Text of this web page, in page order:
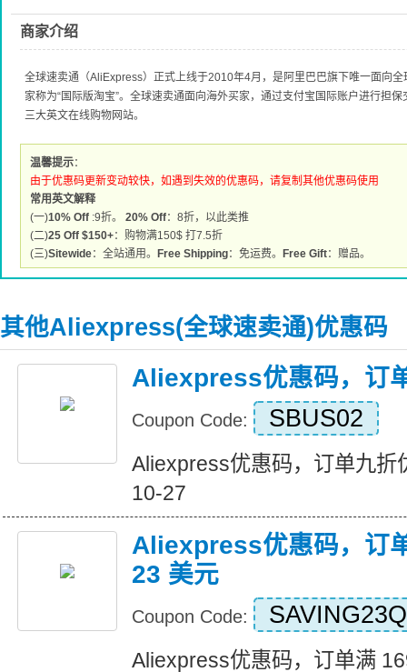
商家介绍
全球速卖通（AliExpress）正式上线于2010年4月，是阿里巴巴旗下唯一面向
家称为“国际版淘宝”。全球速卖通面向海外买家，通过支付宝国际账户进行担
三大英文在线购物网站。
温馨提示：
由于优惠码更新变动较快，如遇到失效的优惠码，请复制其他优惠码使用
常用英文解释
(一)10% Off :9折。 20% Off：8折，以此类推
(二)25 Off $150+：购物满150$ 打7.5折
(三)Sitewide：全站通用。 Free Shipping：免运费。 Free Gift：赠品。
其他Aliexpress(全球速卖通)优惠码
Aliexpress优惠码，订
Coupon Code: SBUS02
Aliexpress优惠码，订单九折
10-27
Aliexpress优惠码，订
23 美元
Coupon Code: SAVING23Q
Aliexpress优惠码，订单满